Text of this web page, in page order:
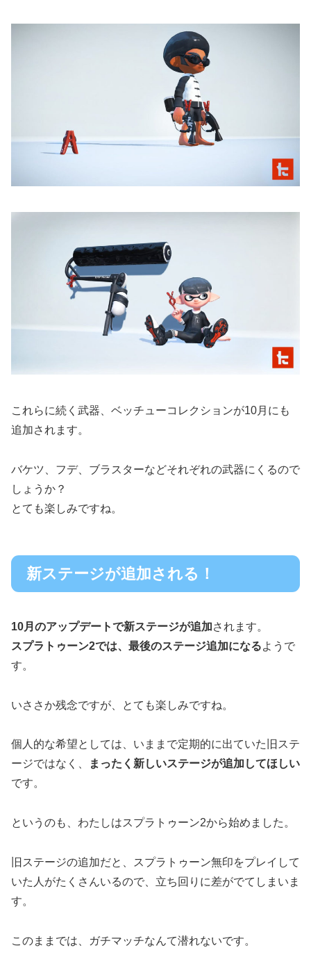
これらに続く武器、ベッチューコレクションが10月にも
追加されます。
バケツ、フデ、ブラスターなどそれぞれの武器にくるので
しょうか？
とても楽しみですね。
新ステージが追加される！
10月のアップデートで新ステージが追加されます。
スプラトゥーン2では、最後のステージ追加になるようで
す。
いささか残念ですが、とても楽しみですね。
個人的な希望としては、いままで定期的に出ていた旧ステ
ージではなく、
まったく新しいステージが追加してほしい
です。
というのも、わたしはスプラトゥーン2から始めました。
旧ステージの追加だと、スプラトゥーン無印をプレイして
いた人がたくさんいるので、立ち回りに差がでてしまいま
す。
このままでは、ガチマッチなんて潜れないです。